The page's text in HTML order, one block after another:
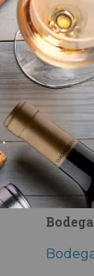
LA
Bodega